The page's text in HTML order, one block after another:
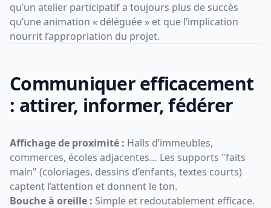
qu’un atelier participatif a toujours plus de succès
qu’une animation « déléguée » et que l’implication
nourrit l’appropriation du projet.
Communiquer efficacement
: attirer, informer, fédérer
Affichage de proximité : Halls d’immeubles,
commerces, écoles adjacentes… Les supports "faits
main" (coloriages, dessins d’enfants, textes courts)
captent l’attention et donnent le ton.
Bouche à oreille : Simple et redoutablement efficace.